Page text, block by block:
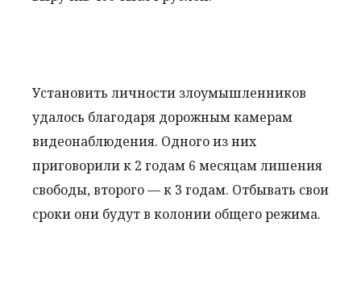
Установить личности злоумышленников
удалось благодаря дорожным камерам
видеонаблюдения. Одного из них
приговорили к 2 годам 6 месяцам лишения
свободы, второго — к 3 годам. Отбывать свои
сроки они будут в колонии общего режима.